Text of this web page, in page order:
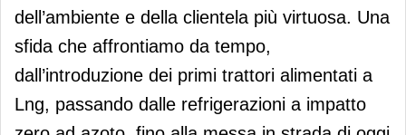
dell’ambiente e della clientela più virtuosa. Una
sfida che affrontiamo da tempo,
dall’introduzione dei primi trattori alimentati a
Lng, passando dalle refrigerazioni a impatto